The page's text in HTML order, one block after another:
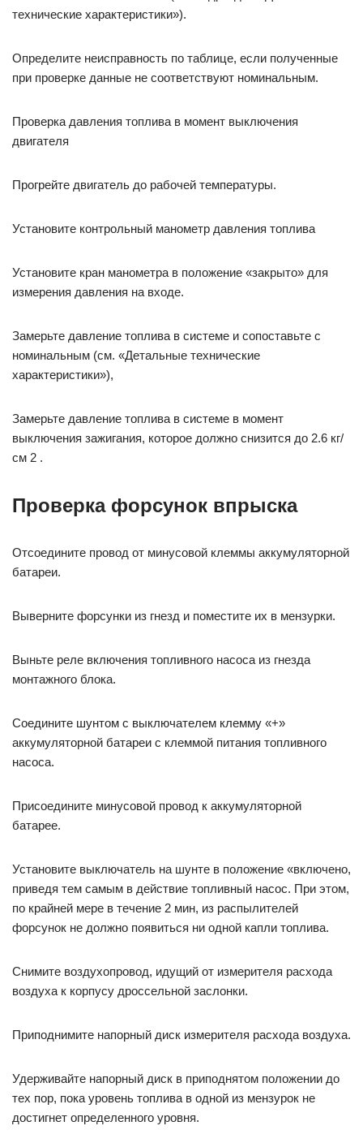
технические характеристики»).
Определите неисправность по таблице, если полученные
при проверке данные не соответствуют номинальным.
Проверка давления топлива в момент выключения
двигателя
Прогрейте двигатель до рабочей температуры.
Установите контрольный манометр давления топлива
Установите кран манометра в положение «закрыто» для
измерения давления на входе.
Замерьте давление топлива в системе и сопоставьте с
номинальным (см. «Детальные технические
характеристики»),
Замерьте давление топлива в системе в момент
выключения зажигания, которое должно снизится до 2.6 кг/
см 2 .
Проверка форсунок впрыска
Отсоедините провод от минусовой клеммы аккумуляторной
батареи.
Выверните форсунки из гнезд и поместите их в мензурки.
Выньте реле включения топливного насоса из гнезда
монтажного блока.
Соедините шунтом с выключателем клемму «+»
аккумуляторной батареи с клеммой питания топливного
насоса.
Присоедините минусовой провод к аккумуляторной
батарее.
Установите выключатель на шунте в положение «включено,
приведя тем самым в действие топливный насос. При этом,
по крайней мере в течение 2 мин, из распылителей
форсунок не должно появиться ни одной капли топлива.
Снимите воздухопровод, идущий от измерителя расхода
воздуха к корпусу дроссельной заслонки.
Приподнимите напорный диск измерителя расхода воздуха.
Удерживайте напорный диск в приподнятом положении до
тех пор, пока уровень топлива в одной из мензурок не
достигнет определенного уровня.